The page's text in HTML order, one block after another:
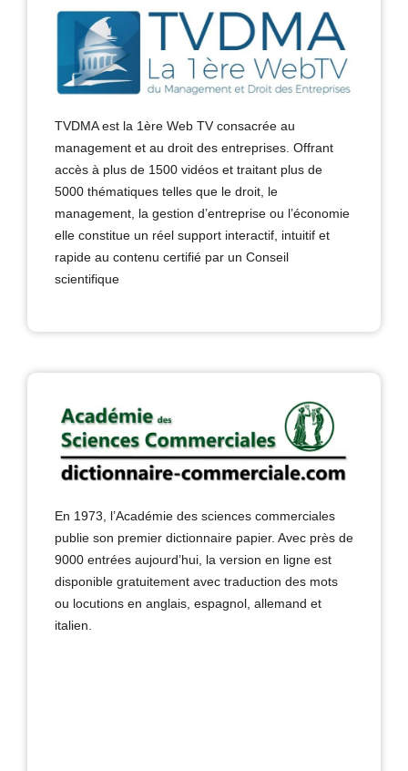
TVDMA est la 1ère Web TV consacrée au
management et au droit des entreprises. Offrant
accès à plus de 1500 vidéos et traitant plus de
5000 thématiques telles que le droit, le
management, la gestion d’entreprise ou l’économie
elle constitue un réel support interactif, intuitif et
rapide au contenu certifié par un Conseil
scientifique
En 1973, l’Académie des sciences commerciales
publie son premier dictionnaire papier. Avec près de
9000 entrées aujourd’hui, la version en ligne est
disponible gratuitement avec traduction des mots
ou locutions en anglais, espagnol, allemand et
italien.